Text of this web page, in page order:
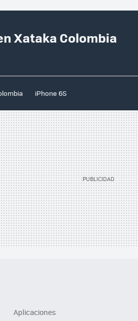
Xataka Colombia
iPhone 6S
Aplicaciones